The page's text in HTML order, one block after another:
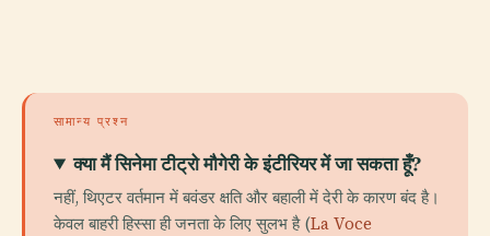
सामान्य प्रश्न
क्या मैं सिनेमा टीट्रो मौगेरी के इंटीरियर में जा सकता हूँ?
नहीं, थिएटर वर्तमान में बवंडर क्षति और बहाली में देरी के कारण बंद है।
केवल बाहरी हिस्सा ही जनता के लिए सुलभ है (La Voce